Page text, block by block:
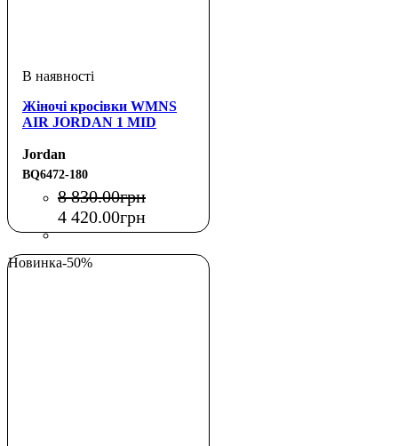
Жіночі кросівки WMNS
AIR JORDAN 1 MID
Jordan
BQ6472-180
8 830.00грн
4 420.00грн
Новинка-50%